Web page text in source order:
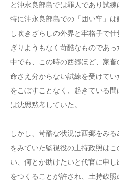
と沖永良部島では罪人であり試練
特に沖永良部島での「囲い牢」
し吹きざらしの外界と牢格子で
ぎりようもなく苛酷なものであ
中でも、この時の西郷ほど、家
命さえ分からない試練を受けて
をこぼすことなく、起きている
は沈思黙考していた。
しかし、苛酷な状況は西郷をみ
をみていた監視役の土持政照は
い、何とか助けたいと代官に申し
をつくることが許され、土持政